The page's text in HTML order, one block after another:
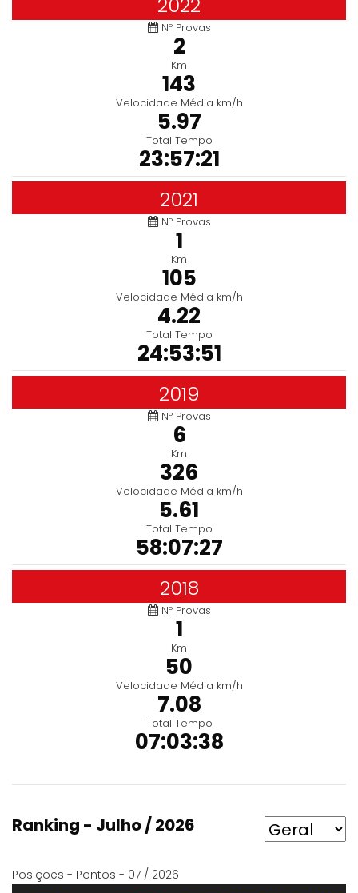
Nº Provas
2
Km
143
Velocidade Média km/h
5.97
Total Tempo
23:57:21
2021
Nº Provas
1
Km
105
Velocidade Média km/h
4.22
Total Tempo
24:53:51
2019
Nº Provas
6
Km
326
Velocidade Média km/h
5.61
Total Tempo
58:07:27
2018
Nº Provas
1
Km
50
Velocidade Média km/h
7.08
Total Tempo
07:03:38
Ranking - Julho / 2026
Posições - Pontos - 07 / 2026